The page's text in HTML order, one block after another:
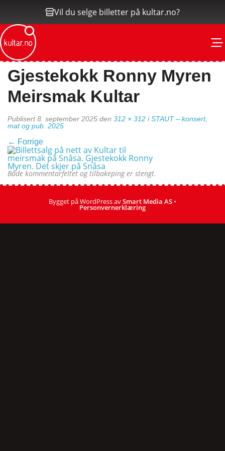
Vil du selge billetter på kultar.no?
Gjestekokk Ronny Myren
Meirsmak Kultar
Publisert8. september 2025 den 312 × 312 iSTAUT – konsert,
mat og pub. 2025
← Forrige
Både kommentarfeltet og tilbakeping er stengt.
Bygget på WordPress avSmart Media AS •
Personvernerklæring